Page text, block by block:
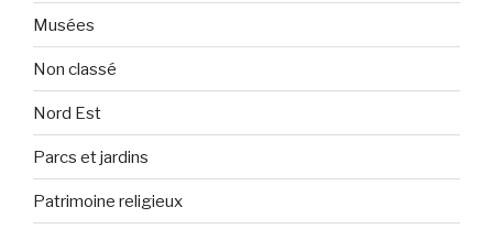
Musées
Non classé
Nord Est
Parcs et jardins
Patrimoine religieux